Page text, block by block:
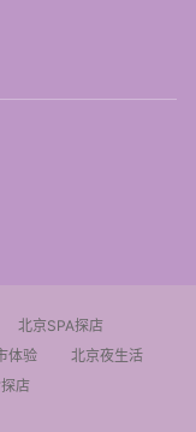
北京SPA探店
体验
北京夜生活
店